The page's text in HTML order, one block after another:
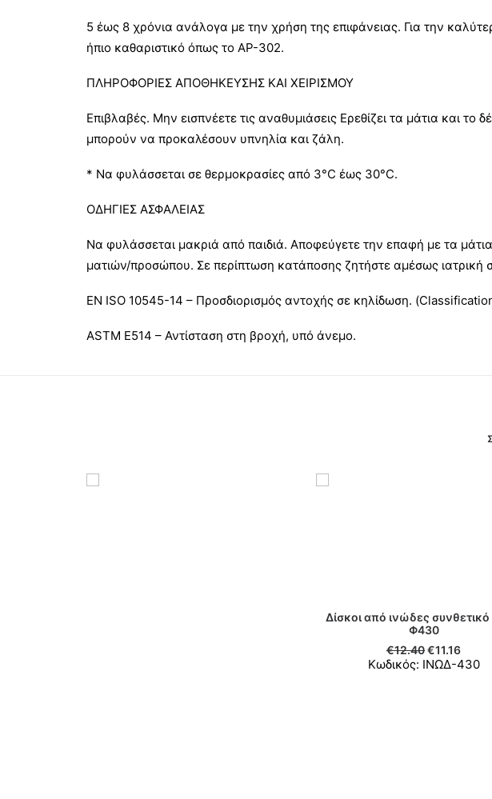
5 έως 8 χρόνια ανάλογα με την χρήση της επιφάνειας. Για την
ήπιο καθαριστικό όπως το AP-302.
ΠΛΗΡΟΦΟΡΙΕΣ ΑΠΟΘΗΚΕΥΣΗΣ ΚΑΙ ΧΕΙΡΙΣΜΟΥ
Επιβλαβές. Μην εισπνέετε τις αναθυμιάσεις Ερεθίζει τα μάτια και
μπορούν να προκαλέσουν υπνηλία και ζάλη.
* Να φυλάσσεται σε θερμοκρασίες από 3°C έως 30°C.
ΟΔΗΓΙΕΣ ΑΣΦΑΛΕΙΑΣ
Να φυλάσσεται μακριά από παιδιά. Αποφεύγετε την επαφή με τα
ματιών/προσώπου. Σε περίπτωση κατάποσης ζητήστε αμέσως ιατρική
ΕΝ ISO 10545-14 – Προσδιορισμός αντοχής σε κηλίδωση.
ASTM E514 – Αντίσταση στη βροχή, υπό άνεμο.
ΠΡΟΣΘΉΚΗ ΣΤΟ ΚΑΛΆΘΙ
Δίσκοι από ινώδες συνθετικό
Φ430
€12.40€11.16
Κωδικός: ΙΝΩΔ-430